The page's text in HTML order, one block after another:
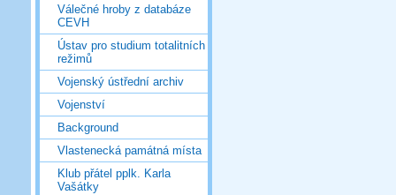
Válečné hroby z databáze
CEVH
Ústav pro studium totalitních
režimů
Vojenský ústřední archiv
Vojenství
Background
Vlastenecká památná místa
Klub přátel pplk. Karla
Vašátky